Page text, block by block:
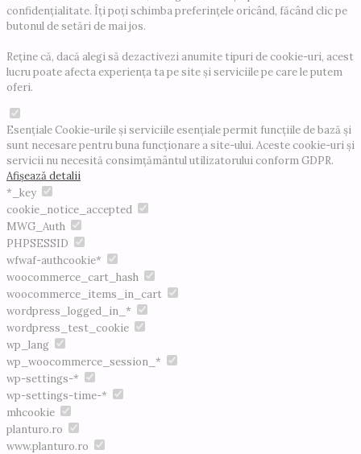
confidențialitate. Îți poți schimba preferințele oricând, făcând clic pe
butonul de setări de mai jos.
Reține că, dacă alegi să dezactivezi anumite tipuri de cookie-uri, acest
lucru poate afecta experiența ta pe site și serviciile pe care le putem
oferi.
EsențialeCookie-urile și serviciile esențiale permit funcțiile de bază și
sunt necesare pentru buna funcționare a site-ului. Aceste cookie-uri și
servicii nu necesită consimțământul utilizatorului conform GDPR.
Afișează detalii
*_key
cookie_notice_accepted
MWG_Auth
PHPSESSID
wfwaf-authcookie*
woocommerce_cart_hash
woocommerce_items_in_cart
wordpress_logged_in_*
wordpress_test_cookie
wp_lang
wp_woocommerce_session_*
wp-settings-*
wp-settings-time-*
mhcookie
planturo.ro
www.planturo.ro